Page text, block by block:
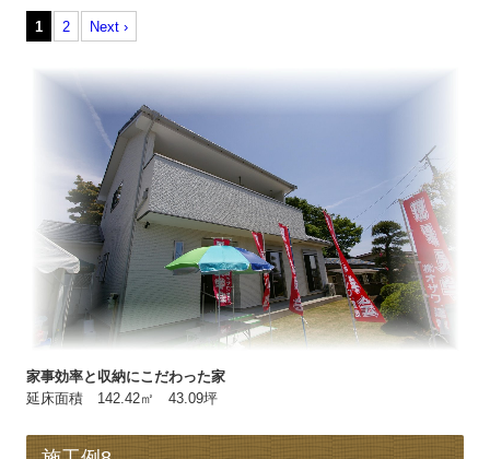
1 2 Next ›
家事効率と収納にこだわった家
延床面積 142.42㎡ 43.09坪